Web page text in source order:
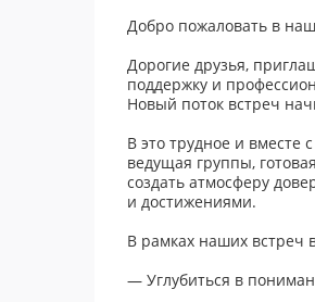
Добро пожаловать в
Дорогие друзья,
поддержку и
Новый поток встреч
В это трудное и вместе
ведущая группы,
создать атмосферу
и достижениями.
В рамках наших встреч
— Углубиться в